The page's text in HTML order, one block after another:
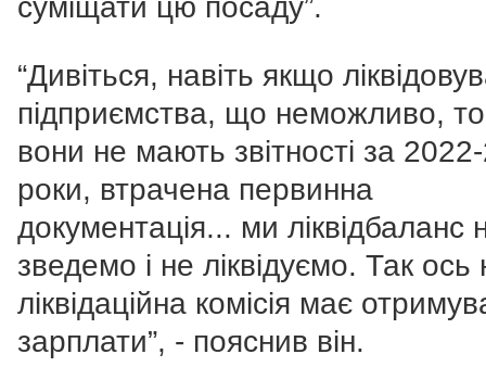
суміщати цю посаду”.
“Дивіться, навіть якщо
підприємства, що неможливо,
вони не мають звітності за
роки, втрачена первинна
документація... ми ліквідбаланс
зведемо і не ліквідуємо. Так ось
ліквідаційна комісія має
зарплати”, - пояснив він.